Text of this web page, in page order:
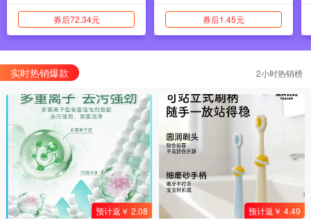
券后72.34元 券后1.45元
实时热销爆款 2小时热销榜
预计返￥ 2.08 预计返￥ 4.49